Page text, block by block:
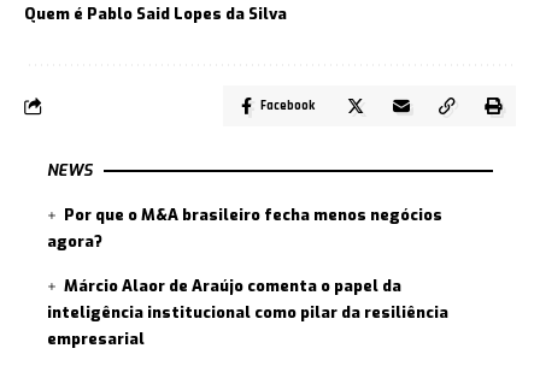
Quem é Pablo Said Lopes da Silva
Facebook
NEWS
Por que o M&A brasileiro fecha menos negócios
agora?
Márcio Alaor de Araújo comenta o papel da
inteligência institucional como pilar da resiliência
empresarial